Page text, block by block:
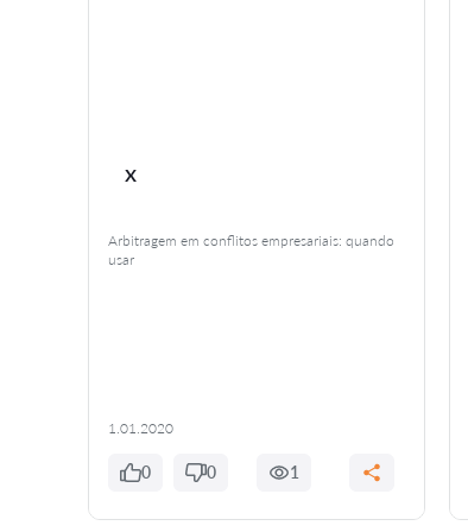
x
Arbitragem em conflitos empresariais: quando
usar
1.01.2020
0 0 1